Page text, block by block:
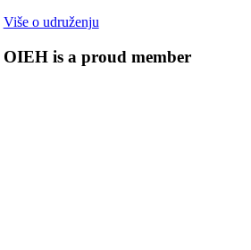
Više o udruženju
OIEH is a proud member